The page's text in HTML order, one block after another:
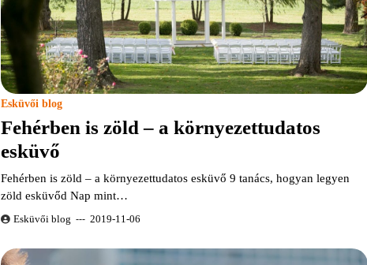
Esküvői blog
Fehérben is zöld – a környezettudatos
esküvő
Fehérben is zöld – a környezettudatos esküvő 9 tanács, hogyan legyen
zöld esküvőd Nap mint…
Esküvői blog 2019-11-06